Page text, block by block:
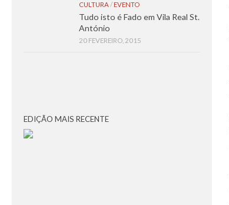
CULTURA/ EVENTO
Tudo isto é Fado em Vila Real St.
António
20 FEVEREIRO, 2015
EDIÇÃO MAIS RECENTE